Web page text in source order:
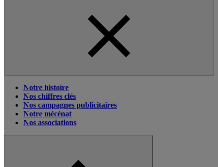
Notre histoire
Nos chiffres clés
Nos campagnes publicitaires
Notre mécénat
Nos associations